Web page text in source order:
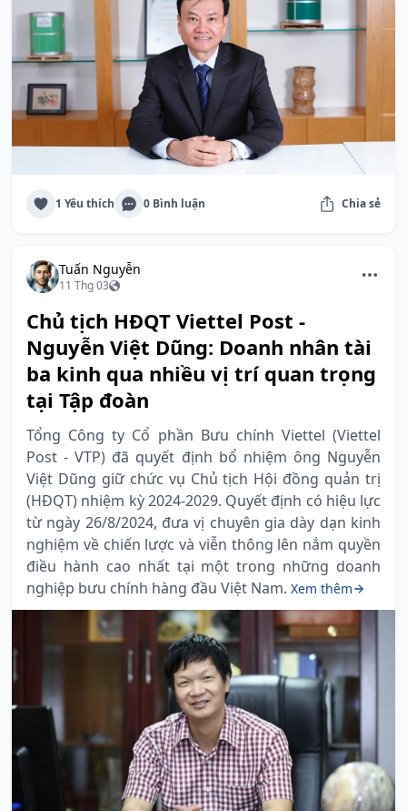
1 Yêu thích 0 Bình luận Chia sẻ
Tuấn Nguyễn
11 Thg 03
Chủ tịch HĐQT Viettel Post -
Nguyễn Việt Dũng: Doanh nhân tài
ba kinh qua nhiều vị trí quan trọng
tại Tập đoàn
Tổng Công ty Cổ phần Bưu chính Viettel (Viettel
Post - VTP) đã quyết định bổ nhiệm ông Nguyễn
Việt Dũng giữ chức vụ Chủ tịch Hội đồng quản trị
(HĐQT) nhiệm kỳ 2024-2029. Quyết định có hiệu lực
từ ngày 26/8/2024, đưa vị chuyên gia dày dạn kinh
nghiệm về chiến lược và viễn thông lên nắm quyền
điều hành cao nhất tại một trong những doanh
nghiệp bưu chính hàng đầu Việt Nam. Xem thêm